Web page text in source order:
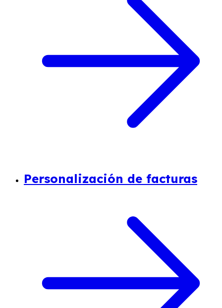
Personalización de facturas